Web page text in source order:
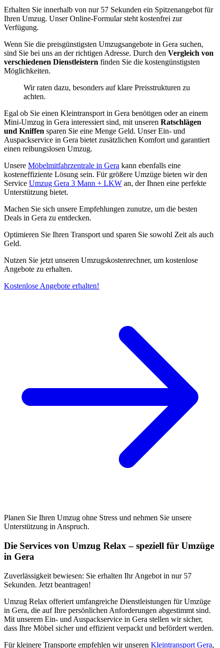
Erhalten Sie innerhalb von nur 57 Sekunden ein Spitzenangebot für
Ihren Umzug. Unser Online-Formular steht kostenfrei zur
Verfügung.
Wenn Sie die preisgünstigsten Umzugsangebote in Gera suchen,
sind Sie bei uns an der richtigen Adresse. Durch den Vergleich von
verschiedenen Dienstleistern finden Sie die kostengünstigsten
Möglichkeiten.
Wir raten dazu, besonders auf klare Preisstrukturen zu
achten.
Egal ob Sie einen Kleintransport in Gera benötigen oder an einem
Mini-Umzug in Gera interessiert sind, mit unseren Ratschlägen
und Kniffen sparen Sie eine Menge Geld. Unser Ein- und
Auspackservice in Gera bietet zusätzlichen Komfort und garantiert
einen reibungslosen Umzug.
Unsere Möbelmitfahrzentrale in Gera kann ebenfalls eine
kosteneffiziente Lösung sein. Für größere Umzüge bieten wir den
Service Umzug Gera 3 Mann + LKW an, der Ihnen eine perfekte
Unterstützung bietet.
Machen Sie sich unsere Empfehlungen zunutze, um die besten
Deals in Gera zu entdecken.
Optimieren Sie Ihren Transport und sparen Sie sowohl Zeit als auch
Geld.
Nutzen Sie jetzt unseren Umzugskostenrechner, um kostenlose
Angebote zu erhalten.
Kostenlose Angebote erhalten!
Planen Sie Ihren Umzug ohne Stress und nehmen Sie unsere
Unterstützung in Anspruch.
Die Services von Umzug Relax – speziell für Umzüge
in Gera
Zuverlässigkeit bewiesen: Sie erhalten Ihr Angebot in nur 57
Sekunden. Jetzt beantragen!
Umzug Relax offeriert umfangreiche Dienstleistungen für Umzüge
in Gera, die auf Ihre persönlichen Anforderungen abgestimmt sind.
Mit unserem Ein- und Auspackservice in Gera stellen wir sicher,
dass Ihre Möbel sicher und effizient verpackt und befördert werden.
Für kleinere Transporte empfehlen wir unseren Kleintransport Gera,